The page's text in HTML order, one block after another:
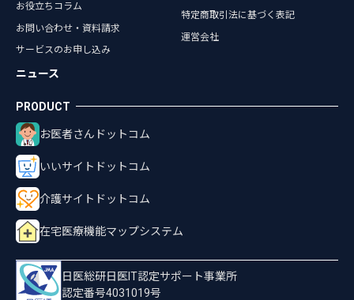
お役立ちコラム
お問い合わせ・資料請求
サービスのお申し込み
ニュース
特定商取引法に基づく表記
運営会社
お医者さんドットコム
いいサイトドットコム
介護サイトドットコム
在宅医療機能マップシステム
日医総研日医IT認定サポート事業所
認定番号4031019号